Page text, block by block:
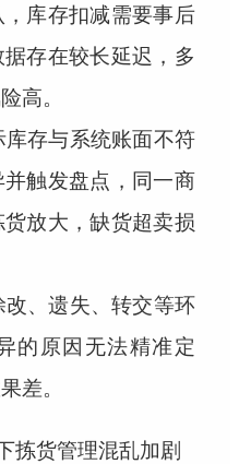
库存扣减需要事后
存在较长延迟，多
高。
存与系统账面不符
触发盘点，同一商
放大，缺货超卖损
、遗失、转交等环
的原因无法精准定
差。
拣货管理混乱加剧